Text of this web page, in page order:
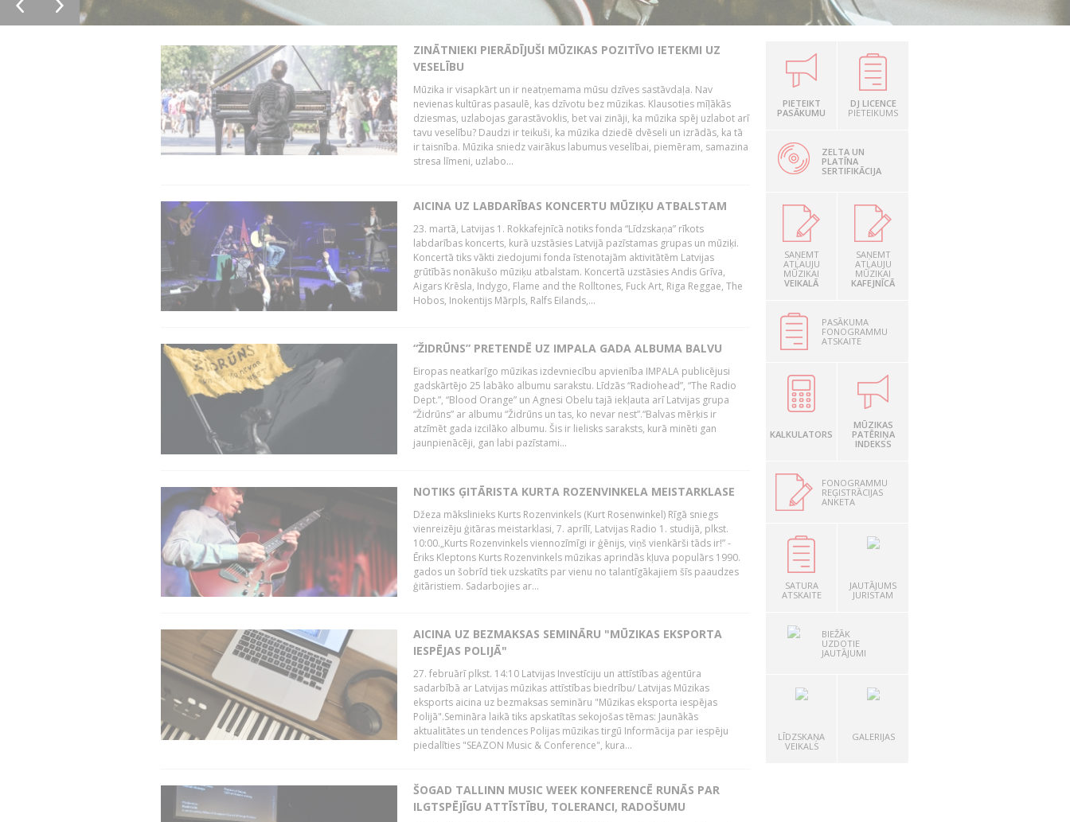
ZINĀTNIEKI PIERĀDĪJUŠI MŪZIKAS POZITĪVO IETEKMI UZ
VESELĪBU
Mūzika ir visapkārt un ir neatņemama mūsu dzīves sastāvdaļa. Nav
nevienas kultūras pasaulē, kas dzīvotu bez mūzikas. Klausoties mīļākās
dziesmas, uzlabojas garastāvoklis, bet vai zināji, ka mūzika spēj uzlabot arī
tavu veselību? Daudzi ir teikuši, ka mūzika dziedē dvēseli un izrādās, ka tā
ir taisnība. Mūzika sniedz vairākus labumus veselībai, piemēram, samazina
stresa līmeni, uzlabo...
AICINA UZ LABDARĪBAS KONCERTU MŪZIĶU ATBALSTAM
23. martā, Latvijas 1. Rokkafejnīcā notiks fonda “Līdzskaņa” rīkots
labdarības koncerts, kurā uzstāsies Latvijā pazīstamas grupas un mūziķi.
Koncertā tiks vākti ziedojumi fonda īstenotajām aktivitātēm Latvijas
grūtībās nonākušo mūziķu atbalstam. Koncertā uzstāsies Andis Grīva,
Aigars Krēsla, Indygo, Flame and the Rolltones, Fuck Art, Riga Reggae, The
Hobos, Inokentijs Mārpls, Ralfs Eilands,...
“ŽIDRŪNS” PRETENDĒ UZ IMPALA GADA ALBUMA BALVU
Eiropas neatkarīgo mūzikas izdevniecību apvienība IMPALA publicējusi
gadskārtējo 25 labāko albumu sarakstu. Līdzās “Radiohead”, “The Radio
Dept.”, “Blood Orange” un Agnesi Obelu tajā iekļauta arī Latvijas grupa
“Židrūns” ar albumu “Židrūns un tas, ko nevar nest”.“Balvas mērķis ir
atzīmēt gada izcilāko albumu. Šis ir lielisks saraksts, kurā minēti gan
jaunpienācēji, gan labi pazīstami...
NOTIKS ĢITĀRISTA KURTA ROZENVINKELA MEISTARKLASE
Džeza mākslinieks Kurts Rozenvinkels (Kurt Rosenwinkel) Rīgā sniegs
vienreizēju ģitāras meistarklasi, 7. aprīlī, Latvijas Radio 1. studijā, plkst.
10:00.„Kurts Rozenvinkels viennozīmīgi ir ģēnijs, viņš vienkārši tāds ir!” -
Ēriks Kleptons Kurts Rozenvinkels mūzikas aprindās kļuva populārs 1990.
gados un šobrīd tiek uzskatīts par vienu no talantīgākajiem šīs paaudzes
ģitāristiem. Sadarbojies ar...
AICINA UZ BEZMAKSAS SEMINĀRU "MŪZIKAS EKSPORTA
IESPĒJAS POLIJĀ"
27. februārī plkst. 14:10 Latvijas Investīciju un attīstības aģentūra
sadarbībā ar Latvijas mūzikas attīstības biedrību/ Latvijas Mūzikas
eksports aicina uz bezmaksas semināru "Mūzikas eksporta iespējas
Polijā".Semināra laikā tiks apskatītas sekojošas tēmas: Jaunākās
aktualitātes un tendences Polijas mūzikas tirgū Informācija par iespēju
piedalīties "SEAZON Music & Conference", kura...
ŠOGAD TALLINN MUSIC WEEK KONFERENCĒ RUNĀS PAR
ILGTSPĒJĪGU ATTĪSTĪBU, TOLERANCI, RADOŠUMU
PIETEIKT
PASĀKUMU
DJ LICENCE
PIETEIKUMS
ZELTA UN
PLATĪNA
SERTIFIKĀCIJA
SAŅEMT
ATĻAUJU
MŪZIKAI
VEIKALĀ
SAŅEMT
ATĻAUJU
MŪZIKAI
KAFEJNĪCĀ
PASĀKUMA
FONOGRAMMU
ATSKAITE
KALKULATORS
MŪZIKAS
PATĒRIŅA
INDEKSS
FONOGRAMMU
REĢISTRĀCIJAS
ANKETA
SATURA
ATSKAITE
JAUTĀJUMS
JURISTAM
BIEŽĀK
UZDOTIE
JAUTĀJUMI
LĪDZSKAŅA
VEIKALS
GALERIJAS